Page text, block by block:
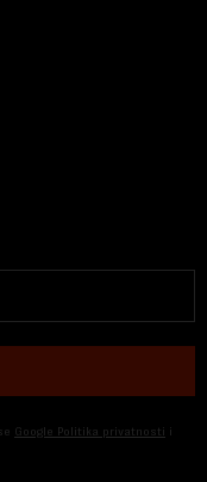
Google Politika privatnosti i